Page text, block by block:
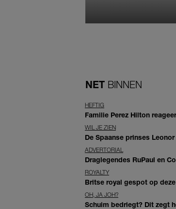
NET BINNEN
HEFTIG
Familie Perez Hilton
WIL JE ZIEN
De Spaanse prinses
ADVERTORIAL
Draglegendes RuPaul en
ROYALTY
Britse royal gespot op
OH, JA JOH?
Schuim bedriegt? Dit zegt